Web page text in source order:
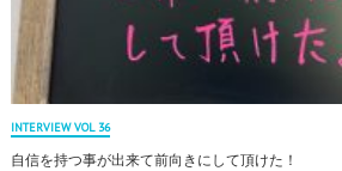
INTERVIEW VOL 36
自信を持つ事が出来て前向きにして頂けた！